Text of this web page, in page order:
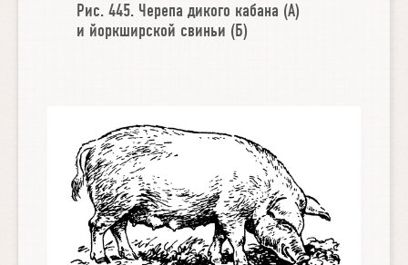
Рис. 445. Черепа дикого кабана (А)
и йоркширской свиньи (Б)